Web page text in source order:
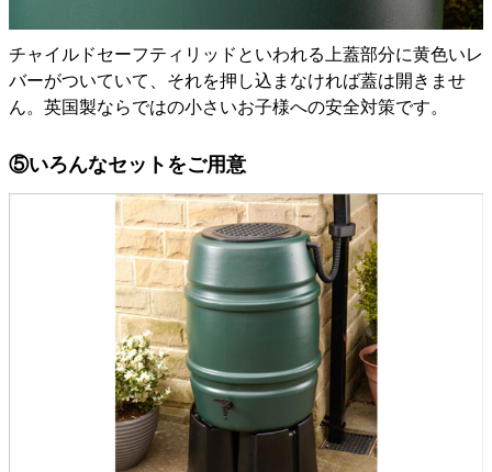
チャイルドセーフティリッドといわれる上蓋部分に黄色いレ
バーがついていて、それを押し込まなければ蓋は開きませ
ん。英国製ならではの小さいお子様への安全対策です。
⑤いろんなセットをご用意